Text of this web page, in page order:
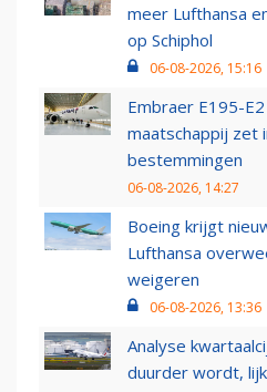
meer Lufthansa
op Schiphol
06-08-2026, 15:16
Embraer E195-
maatschappij zet
bestemmingen
06-08-2026, 14:27
Boeing krijgt
Lufthansa
weigeren
06-08-2026, 13:36
Analyse
duurder wordt,